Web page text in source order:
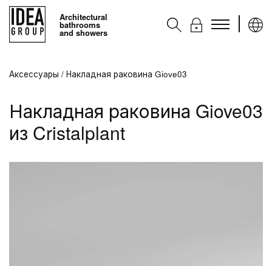
Architectural
bathrooms
and showers
Kоллекции
Услуги
Контакты
Ideagroup
Аксессуары / Накладная раковина Giove03
Накладная раковина Giove03
из Cristalplant